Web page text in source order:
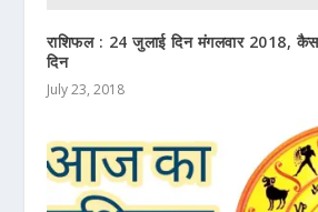
राशिफल : 24 जुलाई दिन मंगलवार 2018,
दिन
July 23, 2018